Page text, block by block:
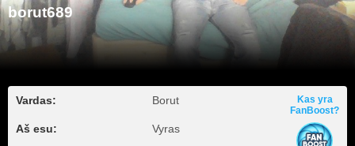
borut689
Vardas: Borut
Aš esu: Vyras
Kas yra
FanBoost?